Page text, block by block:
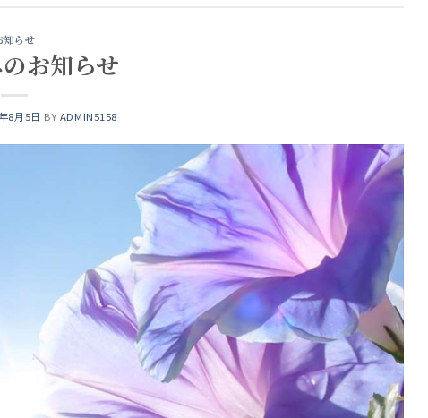
知らせ
お知らせ
8月5日 BY ADMIN5158